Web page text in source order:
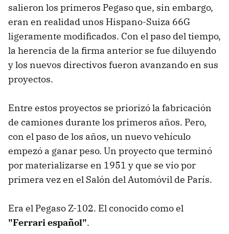
salieron los primeros Pegaso que, sin embargo,
eran en realidad unos Hispano-Suiza 66G
ligeramente modificados. Con el paso del tiempo,
la herencia de la firma anterior se fue diluyendo
y los nuevos directivos fueron avanzando en sus
proyectos.
Entre estos proyectos se priorizó la fabricación
de camiones durante los primeros años. Pero,
con el paso de los años, un nuevo vehículo
empezó a ganar peso. Un proyecto que terminó
por materializarse en 1951 y que se vio por
primera vez en el Salón del Automóvil de París.
Era el Pegaso Z-102. El conocido como el
"Ferrari español".